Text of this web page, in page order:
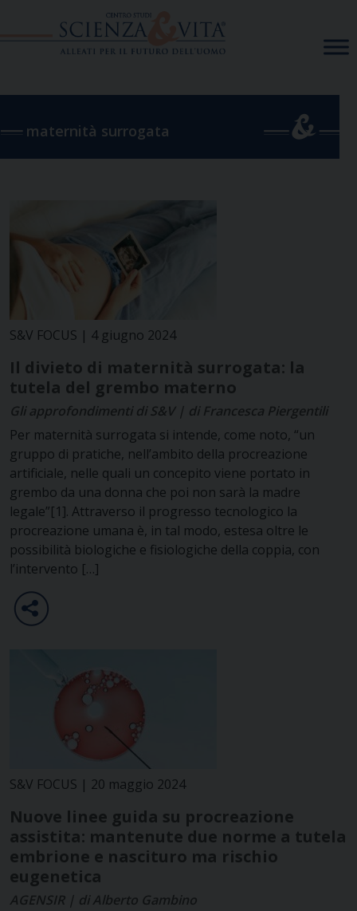
maternità surrogata
S&V FOCUS | 4 giugno 2024
Il divieto di maternità surrogata: la
tutela del grembo materno
Gli approfondimenti di S&V | di Francesca Piergentili
Per maternità surrogata si intende, come noto, “un
gruppo di pratiche, nell’ambito della procreazione
artificiale, nelle quali un concepito viene portato in
grembo da una donna che poi non sarà la madre
legale”[1]. Attraverso il progresso tecnologico la
procreazione umana è, in tal modo, estesa oltre le
possibilità biologiche e fisiologiche della coppia, con
l’intervento […]
S&V FOCUS | 20 maggio 2024
Nuove linee guida su procreazione
assistita: mantenute due norme a tutela
embrione e nascituro ma rischio
eugenetica
AGENSIR | di Alberto Gambino